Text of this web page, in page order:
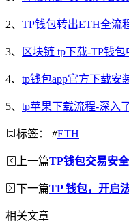
2、 TP钱包转出ETH全流
3、 区块链 tp下载-TP钱
4、 tp钱包app官方下载安
5、 tp苹果下载流程-深入
标签： #ETH
上一篇TP钱包交易安
下一篇TP 钱包，开启
相关文章